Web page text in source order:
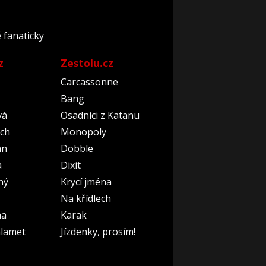
fanaticky
Zestolu.cz
Carcassonne
Bang
Osadníci z Katanu
Monopoly
Dobble
Dixit
Krycí jména
Na křídlech
Karak
Jízdenky, prosím!